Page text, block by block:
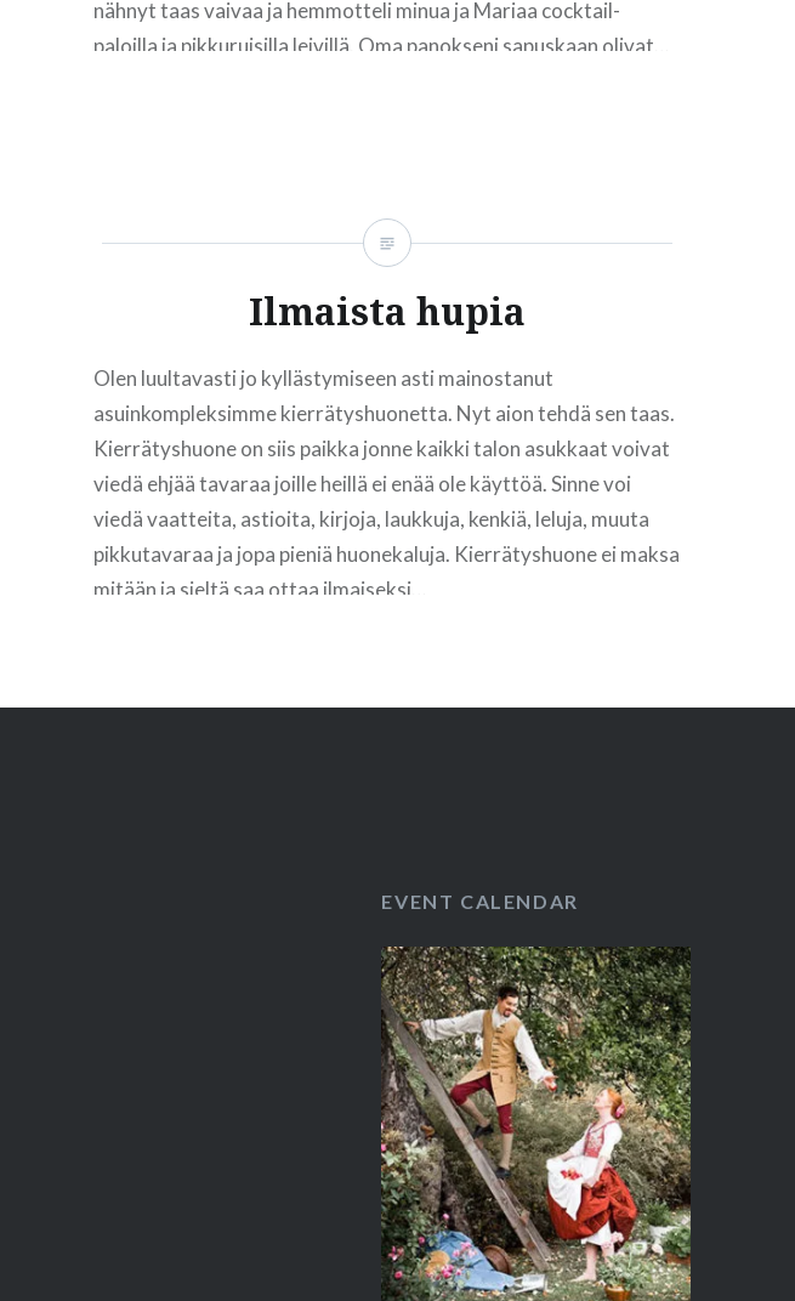
nähnyt taas vaivaa ja hemmotteli minua ja Mariaa cocktail-
paloilla ja pikkuruisilla leivillä. Oma panokseni sapuskaan olivat…
Ilmaista hupia
Olen luultavasti jo kyllästymiseen asti mainostanut
asuinkompleksimme kierrätyshuonetta. Nyt aion tehdä sen taas.
Kierrätyshuone on siis paikka jonne kaikki talon asukkaat voivat
viedä ehjää tavaraa joille heillä ei enää ole käyttöä. Sinne voi
viedä vaatteita, astioita, kirjoja, laukkuja, kenkiä, leluja, muuta
pikkutavaraa ja jopa pieniä huonekaluja. Kierrätyshuone ei maksa
mitään ja sieltä saa ottaa ilmaiseksi…
EVENT CALENDAR